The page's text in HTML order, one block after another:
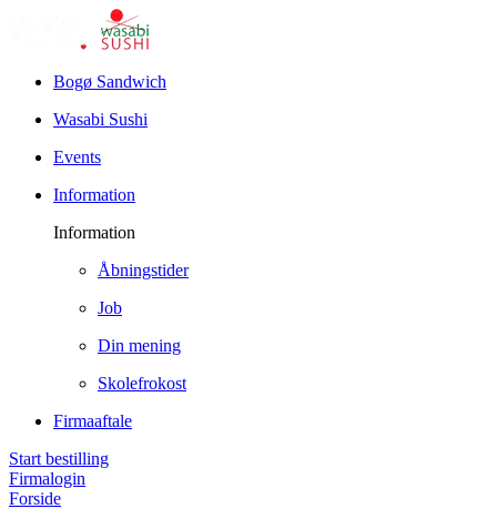
Bogø Sandwich
Wasabi Sushi
Events
Information
Information
Åbningstider
Job
Din mening
Skolefrokost
Firmaaftale
Start bestilling
Firmalogin
Forside